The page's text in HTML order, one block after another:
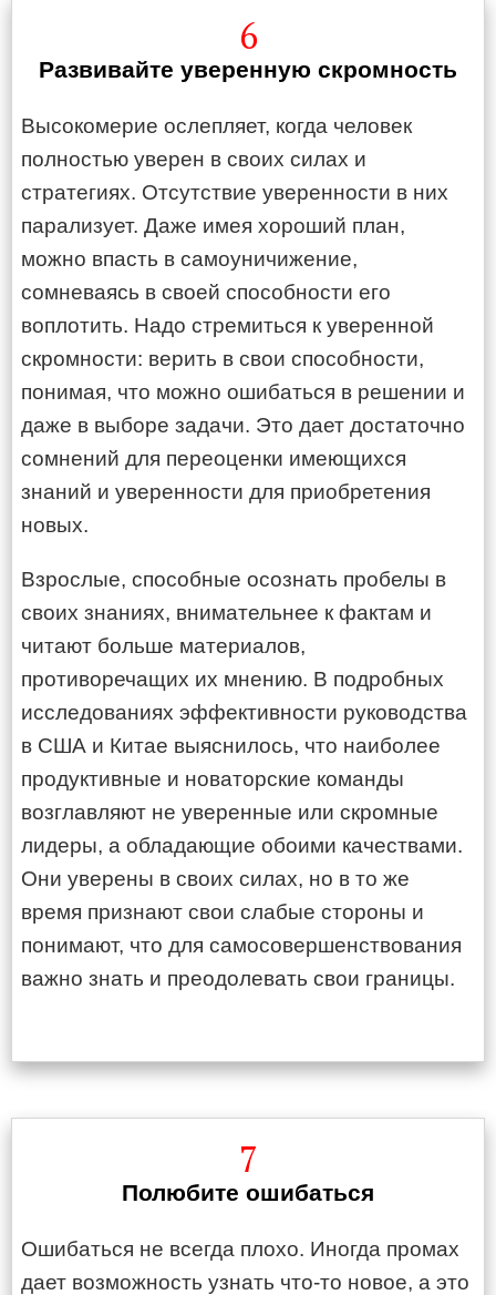
6
Развивайте уверенную скромность
Высокомерие ослепляет, когда человек
полностью уверен в своих силах и
стратегиях. Отсутствие уверенности в них
парализует. Даже имея хороший план,
можно впасть в самоуничижение,
сомневаясь в своей способности его
воплотить. Надо стремиться к уверенной
скромности: верить в свои способности,
понимая, что можно ошибаться в решении и
даже в выборе задачи. Это дает достаточно
сомнений для переоценки имеющихся
знаний и уверенности для приобретения
новых.
Взрослые, способные осознать пробелы в
своих знаниях, внимательнее к фактам и
читают больше материалов,
противоречащих их мнению. В подробных
исследованиях эффективности руководства
в США и Китае выяснилось, что наиболее
продуктивные и новаторские команды
возглавляют не уверенные или скромные
лидеры, а обладающие обоими качествами.
Они уверены в своих силах, но в то же
время признают свои слабые стороны и
понимают, что для самосовершенствования
важно знать и преодолевать свои границы.
7
Полюбите ошибаться
Ошибаться не всегда плохо. Иногда промах
дает возможность узнать что-то новое, а это